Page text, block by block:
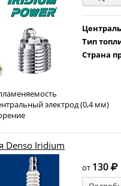
Тип
Страна
электрод (0,4 мм)
Denso Iridium
от 130